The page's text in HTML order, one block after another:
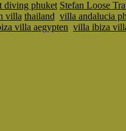
diving phuket Stefan Loose
villa thailand villa andalucia
villa aegypten villa ibiza